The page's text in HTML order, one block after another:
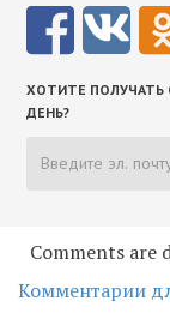
ХОТИТЕ ПОЛУЧАТЬ
ДЕНЬ?
Comments are
Комментарии